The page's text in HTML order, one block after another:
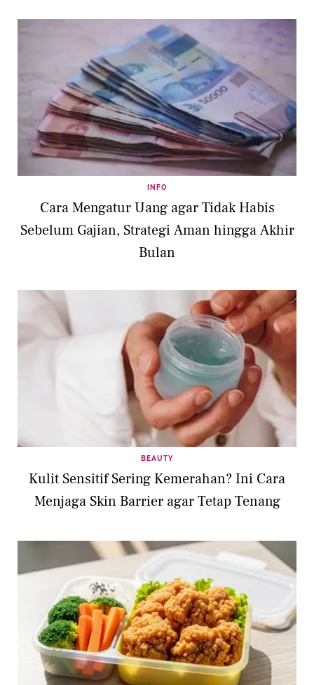
INFO
Cara Mengatur Uang agar Tidak Habis
Sebelum Gajian, Strategi Aman hingga Akhir
Bulan
BEAUTY
Kulit Sensitif Sering Kemerahan? Ini Cara
Menjaga Skin Barrier agar Tetap Tenang